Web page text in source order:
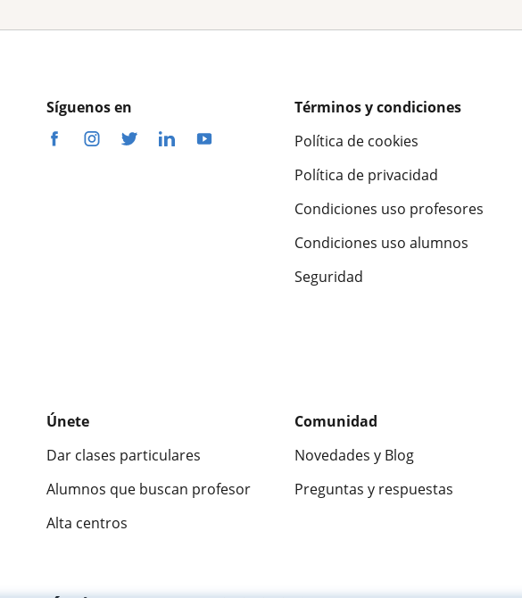
Síguenos en
Términos y condiciones
Política de cookies
Política de privacidad
Condiciones uso profesores
Condiciones uso alumnos
Seguridad
Únete
Dar clases particulares
Alumnos que buscan profesor
Alta centros
Comunidad
Novedades y Blog
Preguntas y respuestas
Fantástica 9,5/10 ★★★★★